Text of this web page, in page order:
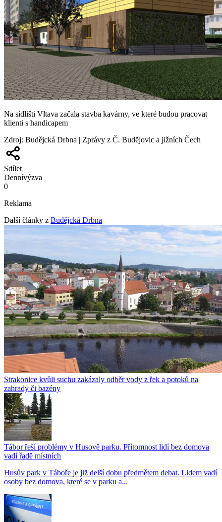
Na sídlišti Vltava začala stavba kavárny, ve které budou pracovat
klienti s handicapem
Zdroj: Budějcká Drbna | Zprávy z Č. Budějovic a jižních Čech
Sdílet
Dennívýzva
0
Reklama
Další články z Budějcká Drbna
Strakonice kvůli suchu zakázaly odběr vody z řek a potoků na
zahrady či bazény
Tábor řeší problémy v Husově parku. Přítomnost lidí bez domova
vadí řadě místních
Husův park v Táboře je již delší dobu předmětem debat. Lidem vadí
osoby bez domova, které se v parku a...